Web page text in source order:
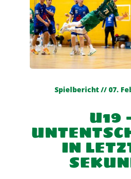
Spielbericht // 07.
U19
IN